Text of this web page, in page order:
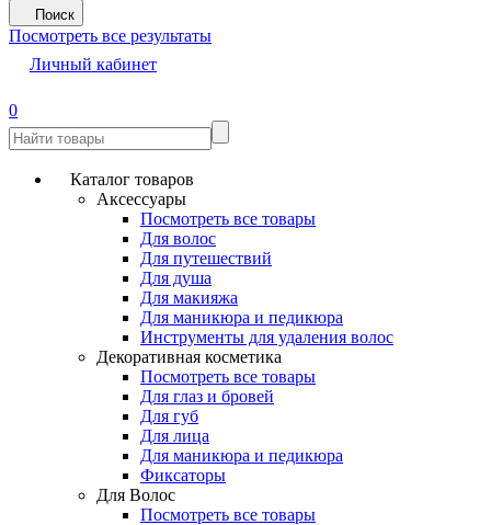
Поиск
Посмотреть все результаты
Личный кабинет
0
Каталог товаров
Аксессуары
Посмотреть все товары
Для волос
Для путешествий
Для душа
Для макияжа
Для маникюра и педикюра
Инструменты для удаления волос
Декоративная косметика
Посмотреть все товары
Для глаз и бровей
Для губ
Для лица
Для маникюра и педикюра
Фиксаторы
Для Волос
Посмотреть все товары